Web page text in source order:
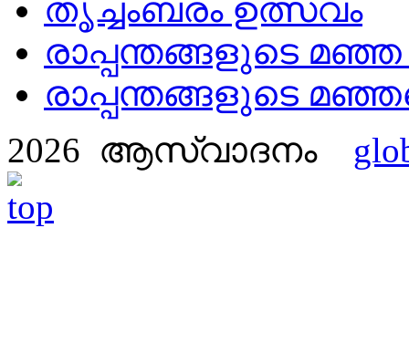
തൃച്ചംബരം ഉത്സവം
രാപ്പന്തങ്ങളുടെ
രാപ്പന്തങ്ങളുടെ
2026 ആസ്വാദനം